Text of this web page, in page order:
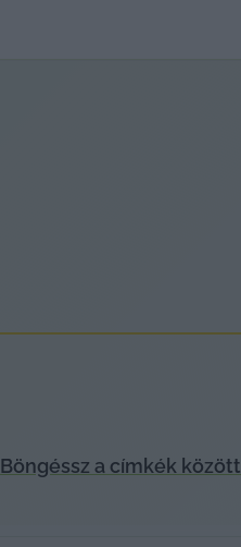
Böngéssz a címkék között